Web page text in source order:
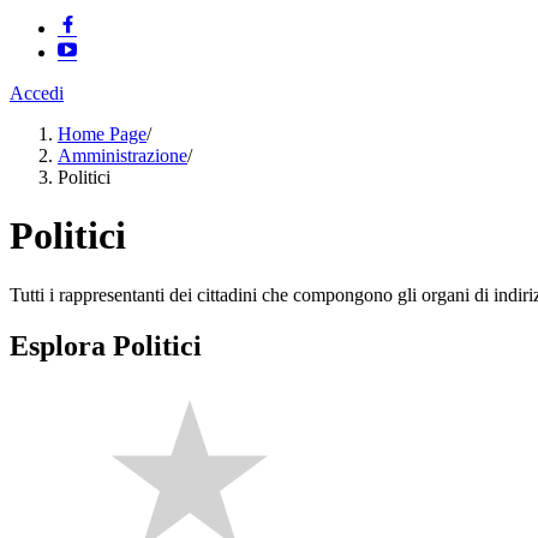
Accedi
Home Page/
Amministrazione/
Politici
Politici
Tutti i rappresentanti dei cittadini che compongono gli organi di
Esplora Politici